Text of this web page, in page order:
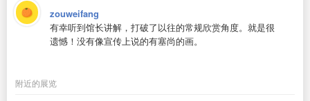
zouweifang
有幸听到馆长讲解，打破了以往的常规欣赏角度。就是很
遗憾！没有像宣传上说的有塞尚的画。
附近的展览